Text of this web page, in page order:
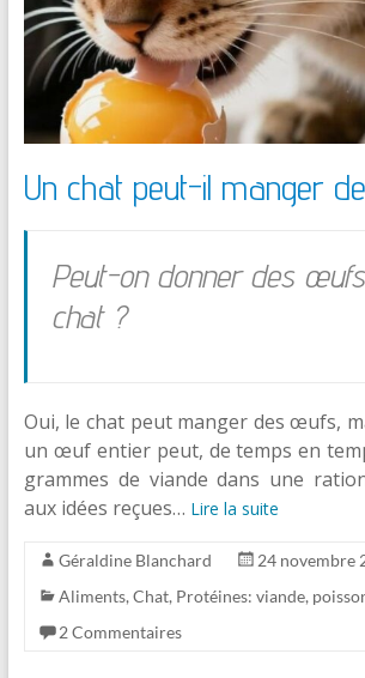
Un chat peut-il manger
Peut-on donner des
chat ?
Oui, le chat peut manger des œufs,
un œuf entier peut, de temps en
grammes de viande dans une
aux idées reçues… Lire la suite
Géraldine Blanchard
24 novembre
Aliments, Chat, Protéines: viande,
2 Commentaires